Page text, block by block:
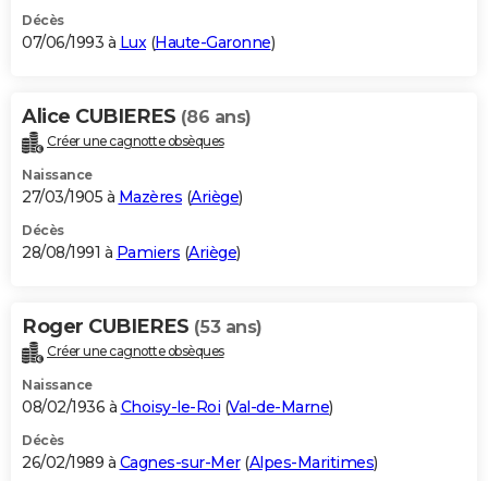
Décès
07/06/1993 à Lux(Haute-Garonne)
Alice CUBIERES (86 ans)
Créer une cagnotte obsèques
Naissance
27/03/1905 à Mazères (Ariège)
Décès
28/08/1991 à Pamiers (Ariège)
Roger CUBIERES (53 ans)
Créer une cagnotte obsèques
Naissance
08/02/1936 à Choisy-le-Roi (Val-de-Marne)
Décès
26/02/1989 à Cagnes-sur-Mer(Alpes-Maritimes)